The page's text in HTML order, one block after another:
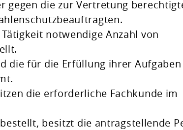
gegen die zur Vertretung
notwendige Anzahl von
die für die Erfüllung ihrer Aufgaben
die erforderliche Fachkunde im
besitzt die antragstellende